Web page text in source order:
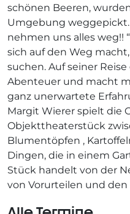
schönen Beeren,
Umgebung weggepickt.
nehmen uns alles weg!!
sich auf den Weg
suchen. Auf seiner
Abenteuer und macht
ganz unerwartete
Margit Wierer spielt die
Objekttheaterstück
Blumentöpfen ,
Dingen, die in einem
Stück handelt von der
von Vorurteilen und
Alle Termine